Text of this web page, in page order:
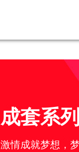
成套系列
激情成就梦想，